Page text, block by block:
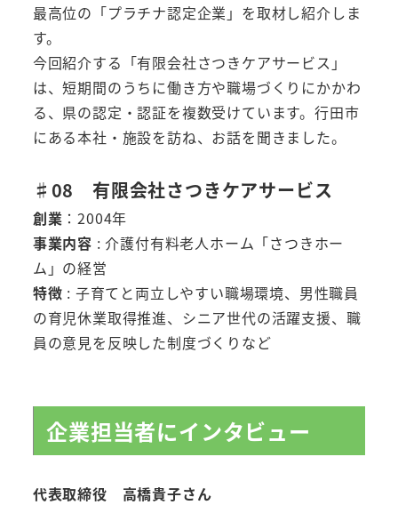
最高位の「プラチナ認定企業」を取材し紹介しま
す。
今回紹介する「有限会社さつきケアサービス」
は、短期間のうちに働き方や職場づくりにかかわ
る、県の認定・認証を複数受けています。行田市
にある本社・施設を訪ね、お話を聞きました。
♯08 有限会社さつきケアサービス
創業 ：2004年
事業内容 : 介護付有料老人ホーム「さつきホー
ム」の経営
特徴 : 子育てと両立しやすい職場環境、男性職員
の育児休業取得推進、シニア世代の活躍支援、職
員の意見を反映した制度づくりなど
企業担当者にインタビュー
代表取締役 高橋貴子さん